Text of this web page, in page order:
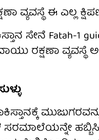
ಈ ಎಲ್ಲ
ಸೇನೆ Fatah-1
ರಕ್ಷಣಾ ವ್ಯವಸ್ಥೆ
ಸರಮಾಲೆಯನ್ನೇ